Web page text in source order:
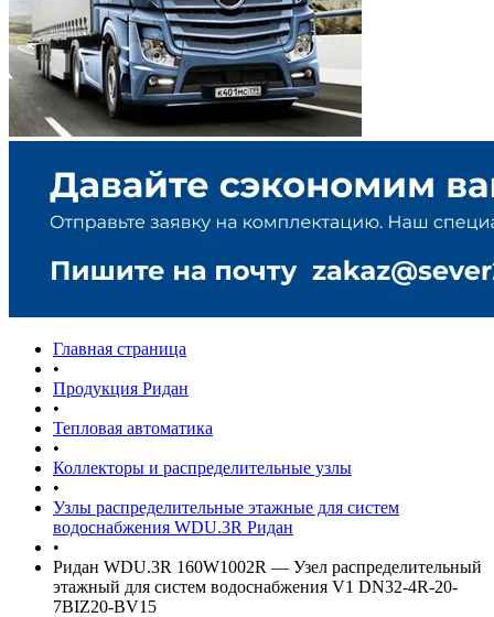
Главная страница
•
Продукция Ридан
•
Тепловая автоматика
•
Коллекторы и распределительные узлы
•
Узлы распределительные этажные для систем
водоснабжения WDU.3R Ридан
•
Ридан WDU.3R 160W1002R — Узел распределительный
этажный для систем водоснабжения V1 DN32-4R-20-
7BIZ20-BV15